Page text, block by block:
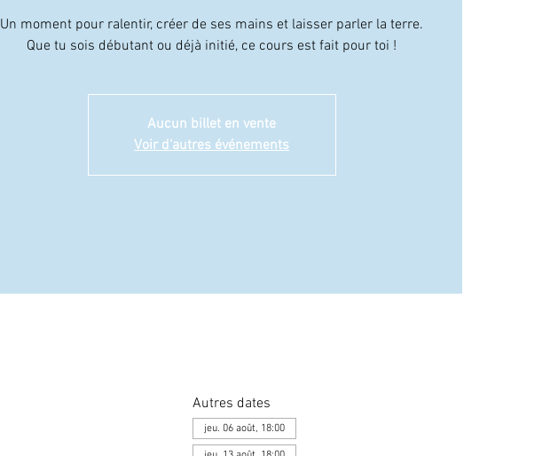
Un moment pour ralentir, créer de ses mains et laisser parler la terre.
Que tu sois débutant ou déjà initié, ce cours est fait pour toi !
Aucun billet en vente
Voir d'autres événements
Autres dates
jeu. 06 août, 18:00